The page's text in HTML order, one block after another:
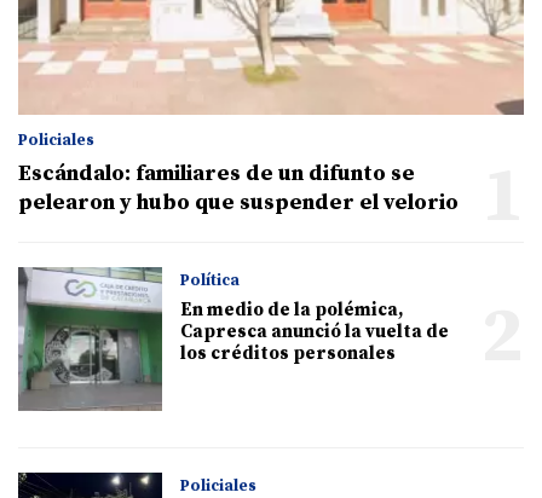
Policiales
Escándalo: familiares de un difunto se
pelearon y hubo que suspender el velorio
Política
En medio de la polémica,
Capresca anunció la vuelta de
los créditos personales
Policiales